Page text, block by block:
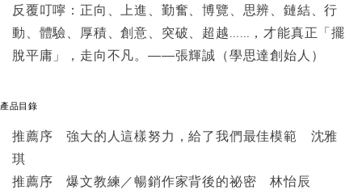
反覆叮嚀：正向、上進、勤奮、博覽、思辨、鏈結、行
動、體驗、厚積、創意、突破、超越……，才能真正「擺
脫平庸」，走向不凡。――張輝誠（學思達創始人）
產品目錄
推薦序 強大的人這樣努力，給了我們最佳模範 沈雅
琪
推薦序 爆文教練／暢銷作家背後的祕密 林怡辰